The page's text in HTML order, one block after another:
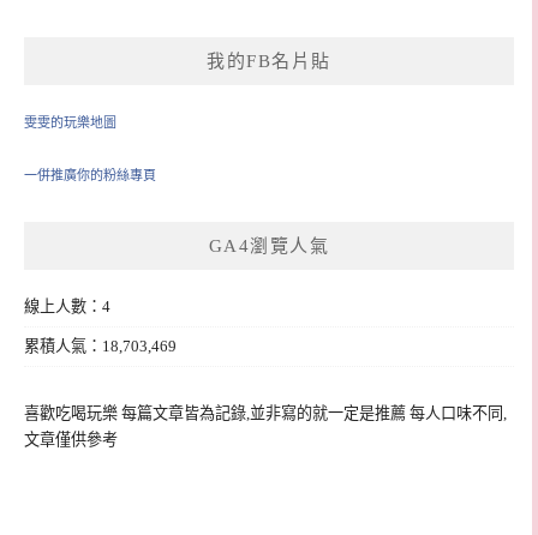
我的FB名片貼
雯雯的玩樂地圖
一併推廣你的粉絲專頁
GA4瀏覽人氣
線上人數：4
累積人氣：18,703,469
喜歡吃喝玩樂 每篇文章皆為記錄,並非寫的就一定是推薦 每人口味不同,
文章僅供參考